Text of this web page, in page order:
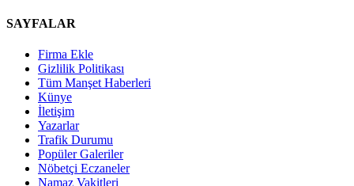
SAYFALAR
Firma Ekle
Gizlilik Politikası
Tüm Manşet Haberleri
Künye
İletişim
Yazarlar
Trafik Durumu
Popüler Galeriler
Nöbetçi Eczaneler
Namaz Vakitleri